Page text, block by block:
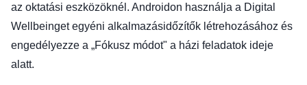
az oktatási eszközöknél. Androidon használja a Digital
Wellbeinget egyéni alkalmazásidőzítők létrehozásához és
engedélyezze a „Fókusz módot" a házi feladatok ideje
alatt.